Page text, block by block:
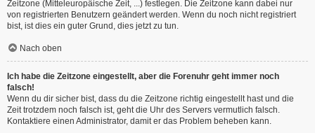
Zeitzone (Mitteleuropäische Zeit, ...) festlegen. Die Zeitzone kann dabei nur
von registrierten Benutzern geändert werden. Wenn du noch nicht registriert
bist, ist dies ein guter Grund, dies jetzt zu tun.
Nach oben
Ich habe die Zeitzone eingestellt, aber die Forenuhr geht immer noch
falsch!
Wenn du dir sicher bist, dass du die Zeitzone richtig eingestellt hast und die
Zeit trotzdem noch falsch ist, geht die Uhr des Servers vermutlich falsch.
Kontaktiere einen Administrator, damit er das Problem beheben kann.